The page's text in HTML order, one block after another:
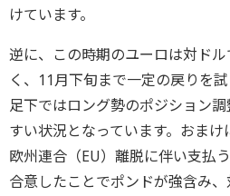
けています。
逆に、この時期のユーロは対ド
く、11月下旬まで一定の戻りを
足下ではロング勢のポジション
すい状況となっています。おま
欧州連合（EU）離脱に伴い支払
合意したことでポンドが強含み